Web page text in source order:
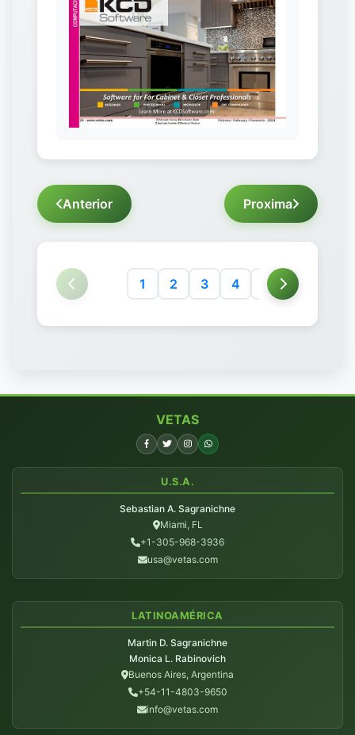
Anterior Proxima
1 2 3 4 5 6
VETAS
U.S.A.
Sebastian A. Sagranichne
Miami, FL
+1-305-968-3936
usa@vetas.com
LATINOAMÉRICA
Martin D. Sagranichne
Monica L. Rabinovich
Buenos Aires, Argentina
+54-11-4803-9650
info@vetas.com